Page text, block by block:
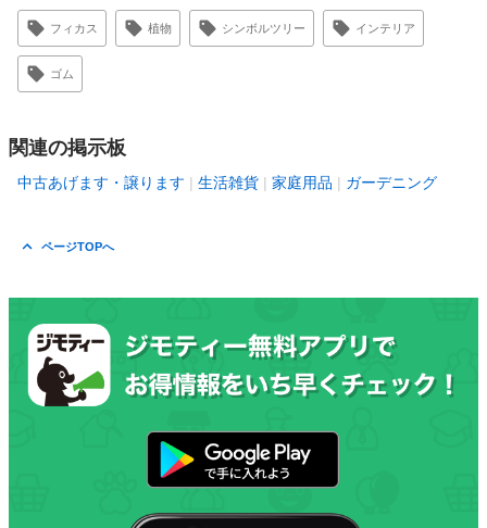
フィカス 植物 シンボルツリー インテリア
ゴム
関連の掲示板
中古あげます・譲ります 生活雑貨 家庭用品 ガーデニング
ページTOPへ